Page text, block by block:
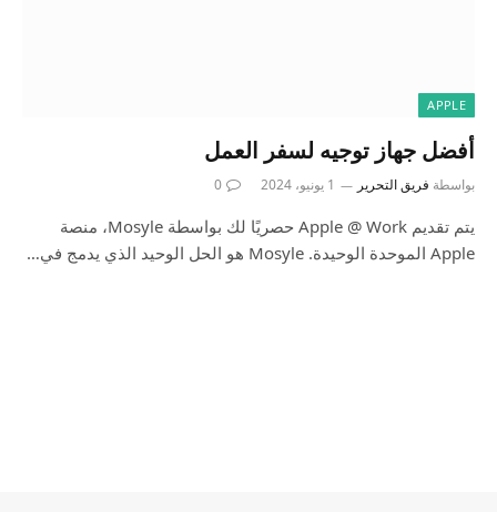
APPLE
أفضل جهاز توجيه لسفر العمل
بواسطة فريق التحرير 1 يونيو، 2024 0
يتم تقديم Apple @ Work حصريًا لك بواسطة Mosyle، منصة
Apple الموحدة الوحيدة. Mosyle هو الحل الوحيد الذي يدمج في…